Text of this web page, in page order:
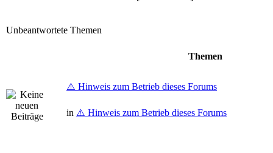
Unbeantwortete Themen
Themen
⚠️ Hinweis zum Betrieb dieses Forums
in ⚠️ Hinweis zum Betrieb dieses Forums